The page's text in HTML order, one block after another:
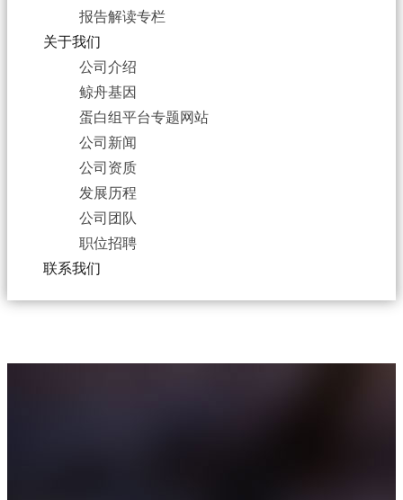
报告解读专栏
关于我们
公司介绍
鲸舟基因
蛋白组平台专题网站
公司新闻
公司资质
发展历程
公司团队
职位招聘
联系我们